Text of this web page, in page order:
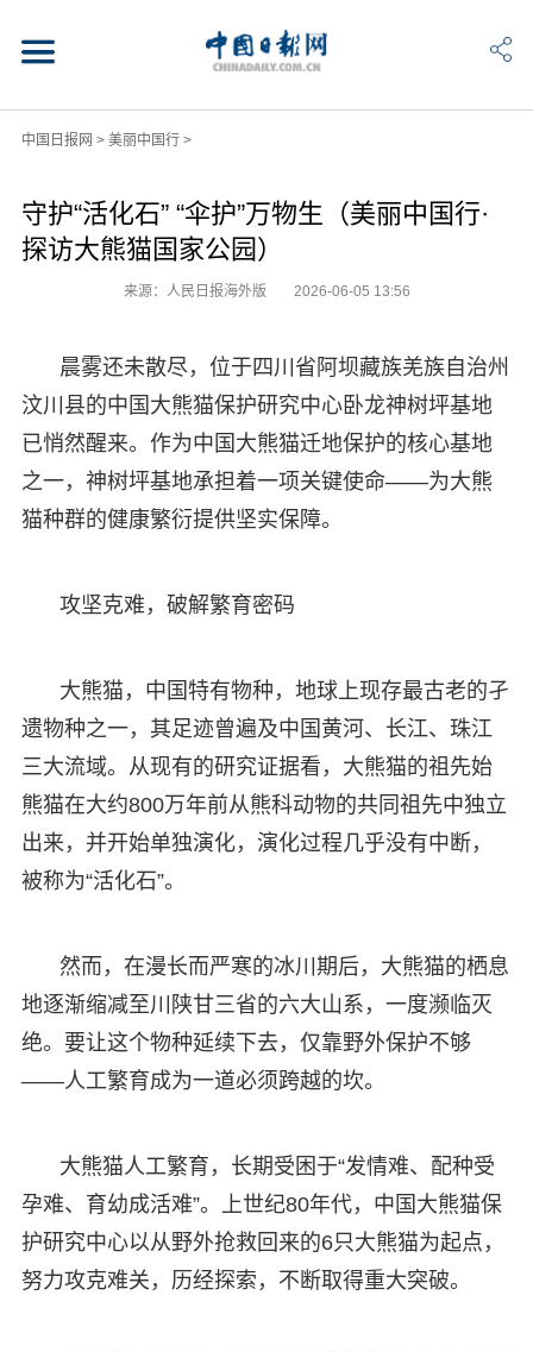
中国日报网 > 美丽中国行>
守护“活化石” “伞护”万物生（美丽中国行·
探访大熊猫国家公园）
来源：人民日报海外版 2026-06-05 13:56
晨雾还未散尽，位于四川省阿坝藏族羌族自治州
汶川县的中国大熊猫保护研究中心卧龙神树坪基地
已悄然醒来。作为中国大熊猫迁地保护的核心基地
之一，神树坪基地承担着一项关键使命——为大熊
猫种群的健康繁衍提供坚实保障。
攻坚克难，破解繁育密码
大熊猫，中国特有物种，地球上现存最古老的孑
遗物种之一，其足迹曾遍及中国黄河、长江、珠江
三大流域。从现有的研究证据看，大熊猫的祖先始
熊猫在大约800万年前从熊科动物的共同祖先中独立
出来，并开始单独演化，演化过程几乎没有中断，
被称为“活化石”。
然而，在漫长而严寒的冰川期后，大熊猫的栖息
地逐渐缩减至川陕甘三省的六大山系，一度濒临灭
绝。要让这个物种延续下去，仅靠野外保护不够
——人工繁育成为一道必须跨越的坎。
大熊猫人工繁育，长期受困于“发情难、配种受
孕难、育幼成活难”。上世纪80年代，中国大熊猫保
护研究中心以从野外抢救回来的6只大熊猫为起点，
努力攻克难关，历经探索，不断取得重大突破。